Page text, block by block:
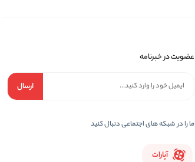
عضویت در خبرنامه
ارسال
ما را در شبکه های اجتماعی دنبال کنید
آپارات